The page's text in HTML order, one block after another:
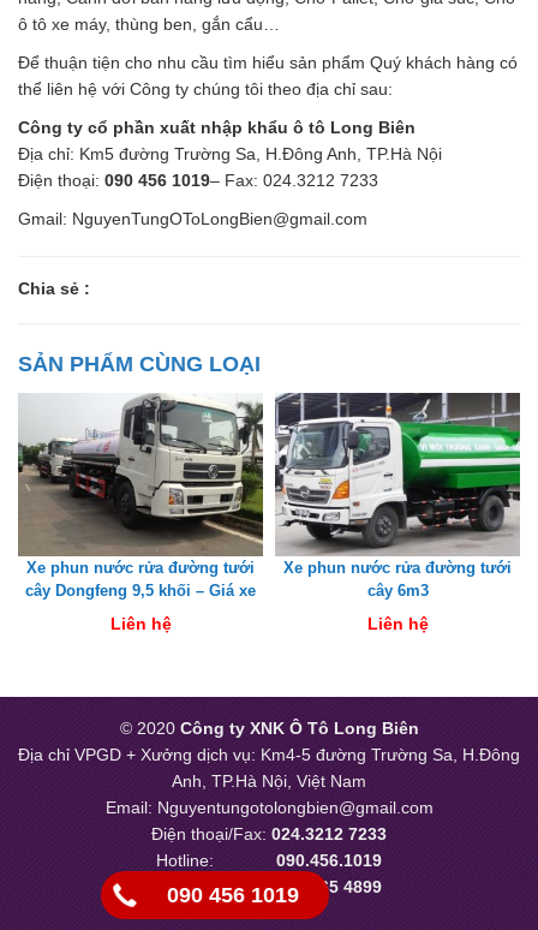
ô tô xe máy, thùng ben, gắn cẩu…
Để thuận tiện cho nhu cầu tìm hiểu sản phẩm Quý khách hàng có
thể liên hệ với Công ty chúng tôi theo địa chỉ sau:
Công ty cổ phần xuất nhập khẩu ô tô Long Biên
Địa chỉ: Km5 đường Trường Sa, H.Đông Anh, TP.Hà Nội
Điện thoại: 090 456 1019– Fax: 024.3212 7233
Gmail: NguyenTungOToLongBien@gmail.com
Chia sẻ :
SẢN PHẨM CÙNG LOẠI
Xe phun nước rửa đường tưới
cây Dongfeng 9,5 khối – Giá xe
phun nước rửa đường 9.5m3
Liên hệ
Xe phun nước rửa đường tưới
cây 6m3
Liên hệ
© 2020 Công ty XNK Ô Tô Long Biên
Địa chỉ VPGD + Xưởng dịch vụ: Km4-5 đường Trường Sa, H.Đông
Anh, TP.Hà Nội, Việt Nam
Email: Nguyentungotolongbien@gmail.com
Điện thoại/Fax: 024.3212 7233
Hotline: 090.456.1019
Dịch vụ:093 465 4899
090 456 1019